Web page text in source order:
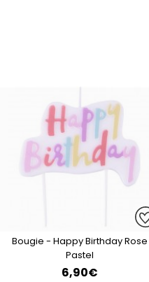
Bougie - Happy Birthday Rose
Pastel
6,90€